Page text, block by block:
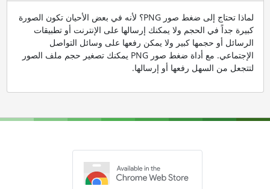
لماذا تحتاج إلى ضغط صور PNG؟ لأنه في بعض الأحيان تكون الصورة
كبيرة جداً في الحجم ولا يمكنك إرسالها على الإنترنت أو تطبيقات
الرسائل أو حجمها كبير ولا يمكن رفعها على وسائل التواصل
الإجتماعي. مع أداة ضغط صور PNG يمكنك تصغير حجم ملف الصور
لتتجعل من السهل رفعها أو إرسالها.